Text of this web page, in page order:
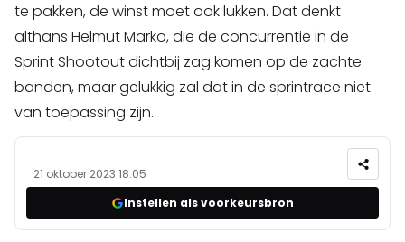
te pakken, de winst moet ook lukken. Dat denkt
althans Helmut Marko, die de concurrentie in de
Sprint Shootout dichtbij zag komen op de zachte
banden, maar gelukkig zal dat in de sprintrace niet
van toepassing zijn.
21 oktober 2023 18:05
Instellen als voorkeursbron